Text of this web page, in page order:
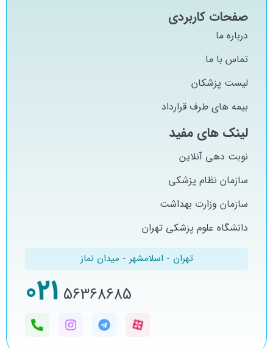
صفحات کاربردی
درباره ما
تماس با ما
لیست پزشکان
بیمه های طرف قرارداد
لینک های مفید
نوبت دهی آنلاین
سازمان نظام پزشکی
سازمان وزارت بهداشت
دانشگاه علوم پزشکی تهران
تهران - اسلامشهر - میدان نماز
56368685
021